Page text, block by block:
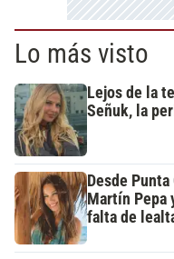
Lo más visto
Lejos de la
Señuk, la
Desde
Martín Pepa
falta de